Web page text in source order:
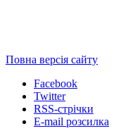
Повна версія сайту
Facebook
Twitter
RSS-стрічки
E-mail розсилка